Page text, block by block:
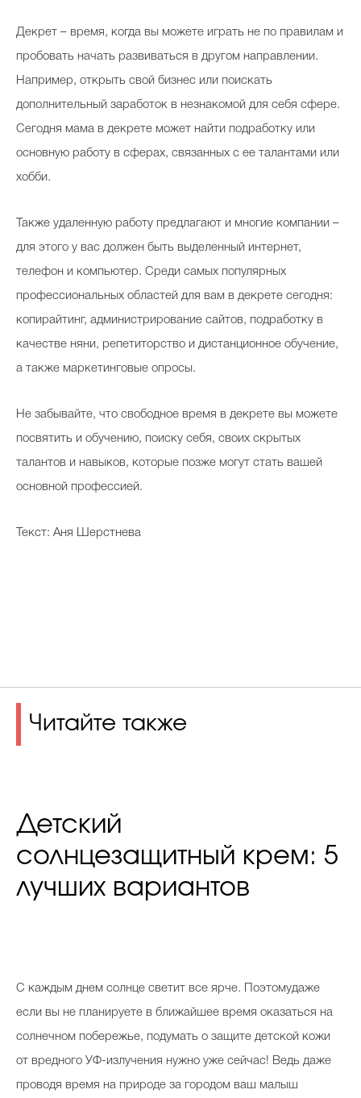
Декрет – время, когда вы можете играть не по правилам и
пробовать начать развиваться в другом направлении.
Например, открыть свой бизнес или поискать
дополнительный заработок в незнакомой для себя сфере.
Сегодня мама в декрете может найти подработку или
основную работу в сферах, связанных с ее талантами или
хобби.
Также удаленную работу предлагают и многие компании –
для этого у вас должен быть выделенный интернет,
телефон и компьютер. Среди самых популярных
профессиональных областей для вам в декрете сегодня:
копирайтинг, администрирование сайтов, подработку в
качестве няни, репетиторство и дистанционное обучение,
а также маркетинговые опросы.
Не забывайте, что свободное время в декрете вы можете
посвятить и обучению, поиску себя, своих скрытых
талантов и навыков, которые позже могут стать вашей
основной профессией.
Текст: Аня Шерстнева
Читайте также
Детский
солнцезащитный крем: 5
лучших вариантов
С каждым днем солнце светит все ярче. Поэтомудаже
если вы не планируете в ближайшее время оказаться на
солнечном побережье, подумать о защите детской кожи
от вредного УФ-излучения нужно уже сейчас! Ведь даже
проводя время на природе за городом ваш малыш